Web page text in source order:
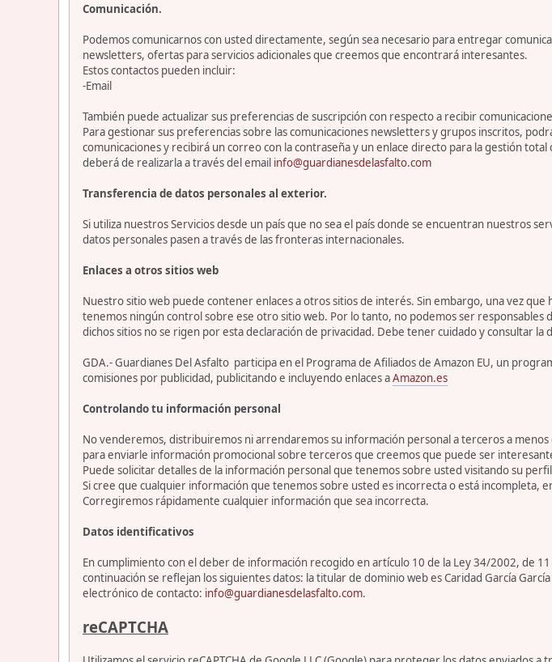
Comunicación.
Podemos comunicarnos con usted directamente, según sea necesario para entregar
newsletters, ofertas para servicios adicionales que creemos que encontrará interesantes.
Estos contactos pueden incluir:
-Email
También puede actualizar sus preferencias de suscripción con respecto a recibir
Para gestionar sus preferencias sobre las comunicaciones newsletters y grupos inscritos,
comunicaciones y recibirá un correo con la contraseña y un enlace directo para la gestión
deberá de realizarla a través del email info@guardianesdelasfalto.com
Transferencia de datos personales al exterior.
Si utiliza nuestros Servicios desde un país que no sea el país donde se encuentran nuestros
datos personales pasen a través de las fronteras internacionales.
Enlaces a otros sitios web
Nuestro sitio web puede contener enlaces a otros sitios de interés. Sin embargo, una vez
tenemos ningún control sobre ese otro sitio web. Por lo tanto, no podemos ser
dichos sitios no se rigen por esta declaración de privacidad. Debe tener cuidado y consultar la
GDA.- Guardianes Del Asfalto participa en el Programa de Afiliados de Amazon EU, un
comisiones por publicidad, publicitando e incluyendo enlaces aAmazon.es
Controlando tu información personal
No venderemos, distribuiremos ni arrendaremos su información personal a terceros a
para enviarle información promocional sobre terceros que creemos que puede ser
Puede solicitar detalles de la información personal que tenemos sobre usted visitando su
Si cree que cualquier información que tenemos sobre usted es incorrecta o está incompleta,
Corregiremos rápidamente cualquier información que sea incorrecta.
Datos identificativos
En cumplimiento con el deber de información recogido en artículo 10 de la Ley 34/2002, de
continuación se reflejan los siguientes datos: la titular de dominio web es Caridad García
electrónico de contacto: info@guardianesdelasfalto.com.
reCAPTCHA